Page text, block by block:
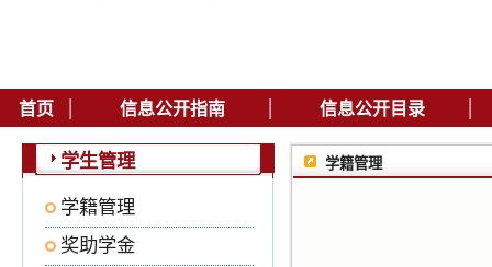
首页 | 信息公开指南 | 信息公开目录 |
学生管理
学籍管理
奖助学金
学籍管理